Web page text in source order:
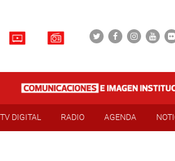
TV DIGITAL RADIO AGENDA